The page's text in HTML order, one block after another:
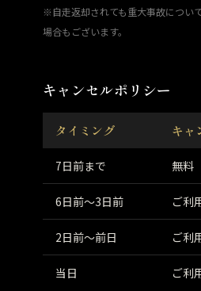
※自走返却されても重大事故につい
場合もございます。
キャンセルポリシー
タイミング キャ
7日前まで 無料
6日前〜3日前 ご利
2日前〜前日 ご利
当日 ご利